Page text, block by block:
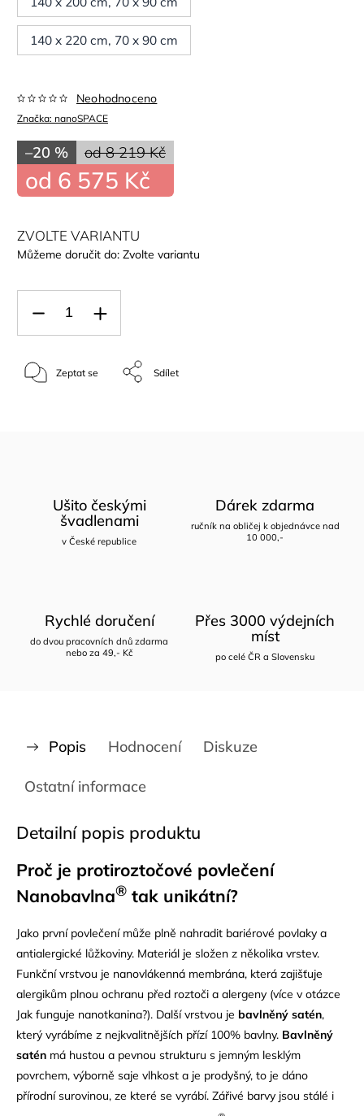
140 x 220 cm, 70 x 90 cm
Značka: nanoSPACE
Neohodnoceno
od 8 219 Kč
–20 %
od 6 575 Kč
ZVOLTE VARIANTU
Můžeme doručit do: Zvolte variantu
Zeptat se Sdílet
Ušito českými
švadlenami
v České republice
Dárek zdarma
ručník na obličej k objednávce nad
10 000,-
Rychlé doručení
do dvou pracovních dnů zdarma
nebo za 49,- Kč
Přes 3000 výdejních
míst
po celé ČR a Slovensku
Popis Hodnocení Diskuze
Ostatní informace
Detailní popis produktu
Proč je protiroztočové povlečení
Nanobavlna® tak unikátní?
Jako první povlečení může plně nahradit bariérové povlaky a
antialergické lůžkoviny. Materiál je složen z několika vrstev.
Funkční vrstvou je nanovlákenná membrána, která zajišťuje
alergikům plnou ochranu před roztoči a alergeny (více v otázce
Jak funguje nanotkanina?). Další vrstvou je bavlněný satén,
který vyrábíme z nejkvalitnějších přízí 100% bavlny. Bavlněný
satén má hustou a pevnou strukturu s jemným lesklým
povrchem, výborně saje vlhkost a je prodyšný, to je dáno
přírodní surovinou, ze které se vyrábí. Zářivé barvy jsou stálé i